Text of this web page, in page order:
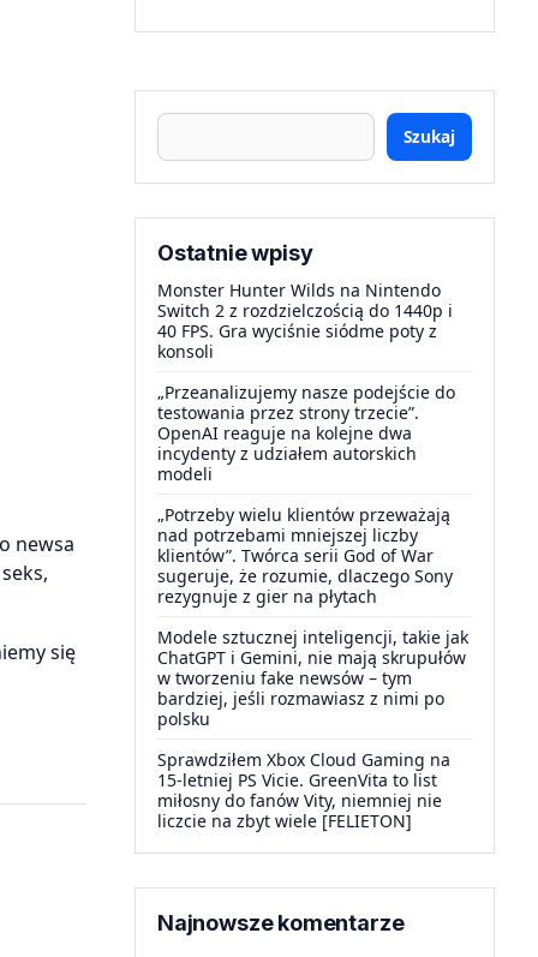
newsa
się
Szukaj
Ostatnie wpisy
Monster Hunter Wilds na Nintendo
Switch 2 z rozdzielczością do 1440p i
40 FPS. Gra wyciśnie siódme poty z
konsoli
„Przeanalizujemy nasze podejście do
testowania przez strony trzecie”.
OpenAI reaguje na kolejne dwa
incydenty z udziałem autorskich
modeli
„Potrzeby wielu klientów przeważają
nad potrzebami mniejszej liczby
klientów”. Twórca serii God of War
sugeruje, że rozumie, dlaczego Sony
rezygnuje z gier na płytach
Modele sztucznej inteligencji, takie jak
ChatGPT i Gemini, nie mają skrupułów
w tworzeniu fake newsów – tym
bardziej, jeśli rozmawiasz z nimi po
polsku
Sprawdziłem Xbox Cloud Gaming na
15-letniej PS Vicie. GreenVita to list
miłosny do fanów Vity, niemniej nie
liczcie na zbyt wiele [FELIETON]
Najnowsze komentarze